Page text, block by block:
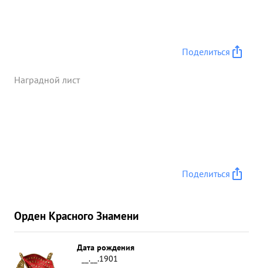
Поделиться
Наградной лист
Поделиться
Орден Красного Знамени
Дата рождения
__.__.1901